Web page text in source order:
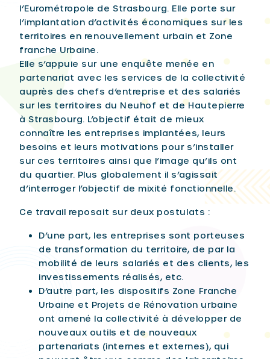
l’Eurométropole de Strasbourg. Elle porte sur
l’implantation d’activités économiques sur les
territoires en renouvellement urbain et Zone
franche Urbaine.
Elle s’appuie sur une enquête menée en
partenariat avec les services de la collectivité
auprès des chefs d’entreprise et des salariés
sur les territoires du Neuhof et de Hautepierre
à Strasbourg. L’objectif était de mieux
connaître les entreprises implantées, leurs
besoins et leurs motivations pour s’installer
sur ces territoires ainsi que l’image qu’ils ont
du quartier. Plus globalement il s’agissait
d’interroger l’objectif de mixité fonctionnelle.
Ce travail reposait sur deux postulats :
D’une part, les entreprises sont porteuses
de transformation du territoire, de par la
mobilité de leurs salariés et des clients, les
investissements réalisés, etc.
D’autre part, les dispositifs Zone Franche
Urbaine et Projets de Rénovation urbaine
ont amené la collectivité à développer de
nouveaux outils et de nouveaux
partenariats (internes et externes), qui